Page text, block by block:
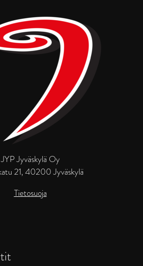
JYP Jyväskylä Oy
21, 40200 Jyväskylä
Tietosuoja